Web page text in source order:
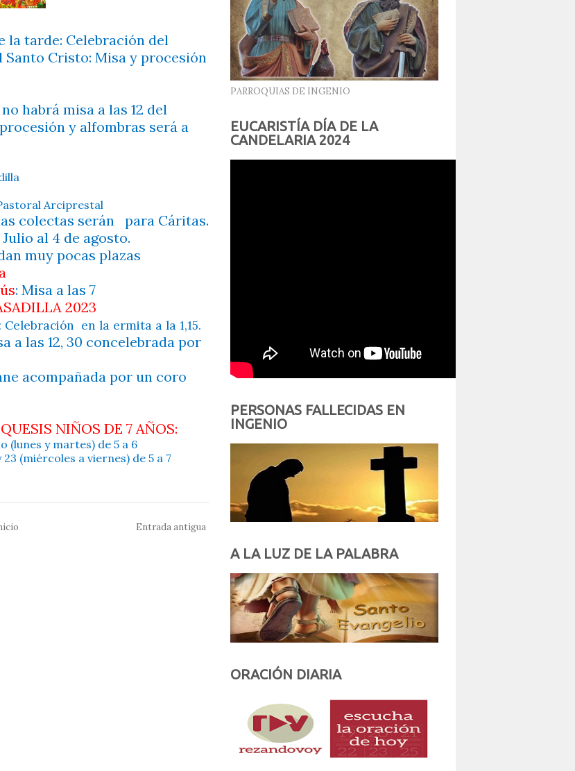
la tarde: Celebración del
Cristo: Misa y procesión
habrá misa a las 12 del
y alfombras será a
Arciprestal
colectas serán para Cáritas.
al 4 de agosto.
muy pocas plazas
: Misa a las 7
2023
Celebración en la ermita a la 1,15.
a las 12, 30 concelebrada por
acompañada por un coro
NIÑOS DE 7 AÑOS:
(lunes y martes) de 5 a 6
23 (miércoles a viernes) de 5 a 7
Entrada antigua
PARROQUIAS DE INGENIO
EUCARISTÍA DÍA DE LA
CANDELARIA 2024
PERSONAS FALLECIDAS EN
INGENIO
A LA LUZ DE LA PALABRA
ORACIÓN DIARIA